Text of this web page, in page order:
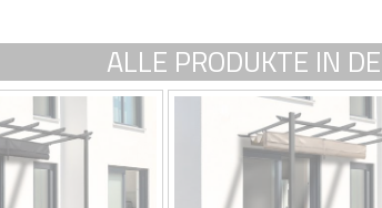
ALLE PRODUKTE IN